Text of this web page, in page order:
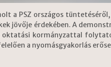
a PSZ országos
jövője érdekében. A
kormányzattal
a nyomásgyakorlás